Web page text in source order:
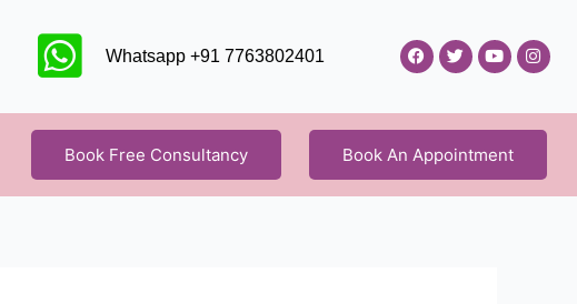
Whatsapp +91 7763802401 F
a
c
b
o
o
k
T
w
i
t
e
r
Y
o
u
u
b
e
I
n
s
a
g
m
Book Free Consultancy Book An Appointment